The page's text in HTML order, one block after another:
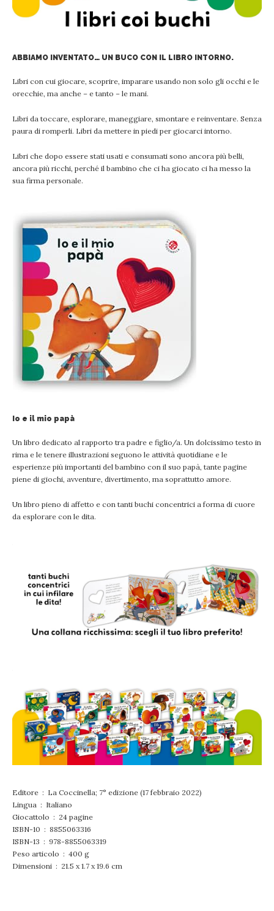
ABBIAMO INVENTATO… UN BUCO CON IL LIBRO INTORNO.
Libri con cui giocare, scoprire, imparare usando non solo gli occhi e le
orecchie, ma anche – e tanto – le mani.
Libri da toccare, esplorare, maneggiare, smontare e reinventare. Senza
paura di romperli. Libri da mettere in piedi per giocarci intorno.
Libri che dopo essere stati usati e consumati sono ancora più belli,
ancora più ricchi, perché il bambino che ci ha giocato ci ha messo la
sua firma personale.
Io e il mio papà
Un libro dedicato al rapporto tra padre e figlio/a. Un dolcissimo testo in
rima e le tenere illustrazioni seguono le attività quotidiane e le
esperienze più importanti del bambino con il suo papà, tante pagine
piene di giochi, avventure, divertimento, ma soprattutto amore.
Un libro pieno di affetto e con tanti buchi concentrici a forma di cuore
da esplorare con le dita.
Editore ‏ : ‎ La Coccinella; 7° edizione (17 febbraio 2022)
Lingua ‏ : ‎ Italiano
Giocattolo ‏ : ‎ 24 pagine
ISBN-10 ‏ : ‎ 8855063316
ISBN-13 ‏ : ‎ 978-8855063319
Peso articolo ‏ : ‎ 400 g
Dimensioni ‏ : ‎ 21.5 x 1.7 x 19.6 cm